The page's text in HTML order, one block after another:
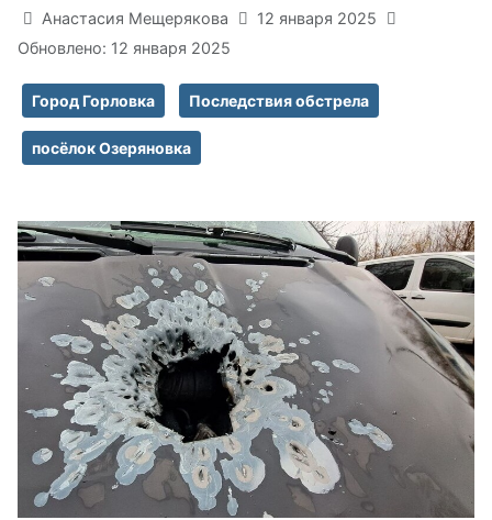
Информация о материале
Анастасия Мещерякова
12 января 2025
Обновлено: 12 января 2025
Город Горловка Последствия обстрела
посёлок Озеряновка